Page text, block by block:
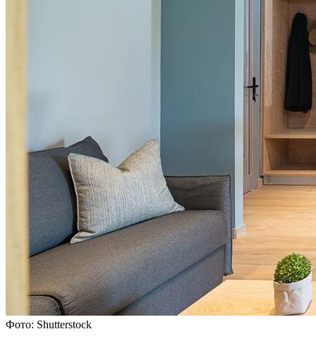
Фото: Shutterstock